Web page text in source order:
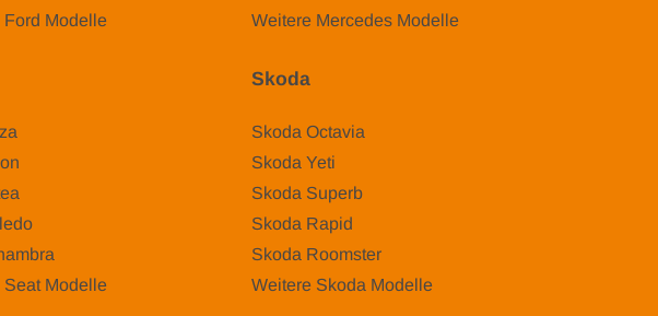
Ford Modelle
Weitere Mercedes Modelle
Seat Modelle
Skoda
Skoda Octavia
Skoda Yeti
Skoda Superb
Skoda Rapid
Skoda Roomster
Weitere Skoda Modelle